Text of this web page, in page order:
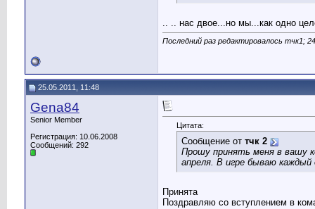
.. .. нас двое...но мы...как одно
Последний раз редактировалось тчк1;
25.05.2011, 11:48
Gena84
Senior Member
Регистрация: 10.06.2008
Сообщений: 292
Цитата:
Сообщение от тчк 2
Прошу принять меня в вашу
апреля. В игре бываю каждый
Принята
Поздравляю со вступлением в